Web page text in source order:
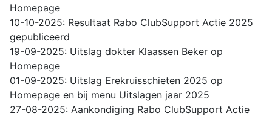
Homepage
10-10-2025: Resultaat Rabo ClubSupport Actie 2025
gepubliceerd
19-09-2025: Uitslag dokter Klaassen Beker op
Homepage
01-09-2025: Uitslag Erekruisschieten 2025 op
Homepage en bij menu Uitslagen jaar 2025
27-08-2025: Aankondiging Rabo ClubSupport Actie